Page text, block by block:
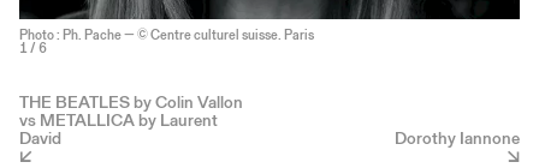
Photo : Ph. Pache — © Centre culturel suisse. Paris
1 / 6
THE BEATLES by Colin Vallon
vs METALLICA by Laurent
David Dorothy Iannone